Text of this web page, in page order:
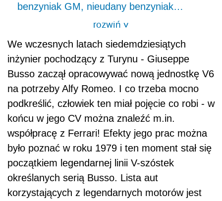
benzyniak GM, nieudany benzyniak…
rozwiń>
We wczesnych latach siedemdziesiątych
inżynier pochodzący z Turynu - Giuseppe
Busso zaczął opracowywać nową jednostkę V6
na potrzeby Alfy Romeo. I co trzeba mocno
podkreślić, człowiek ten miał pojęcie co robi - w
końcu w jego CV można znaleźć m.in.
współpracę z Ferrari! Efekty jego prac można
było poznać w roku 1979 i ten moment stał się
początkiem legendarnej linii V-szóstek
określanych serią Busso. Lista aut
korzystających z legendarnych motorów jest